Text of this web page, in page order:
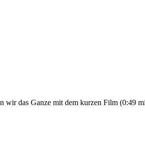
wir das Ganze mit dem kurzen Film (0:49